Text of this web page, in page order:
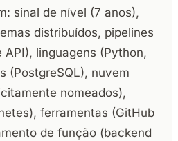
sinal de nível (7 anos),
distribuídos, pipelines
API), linguagens (Python,
(PostgreSQL), nuvem
nomeados),
ferramentas (GitHub
de função (backend